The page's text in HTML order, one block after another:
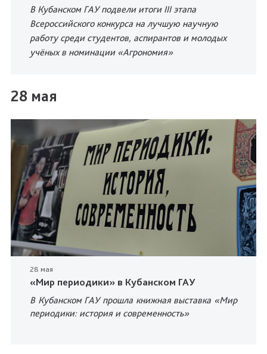
В Кубанском ГАУ подвели итоги III этапа
Всероссийского конкурса на лучшую научную
работу среди студентов, аспирантов и молодых
учёных в номинации «Агрономия»
28 мая
28 мая
«Мир периодики» в Кубанском ГАУ
В Кубанском ГАУ прошла книжная выставка «Мир
периодики: история и современность»